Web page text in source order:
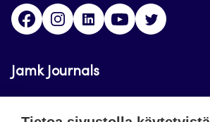
FacebookInstagram
LinkedInYoutube
Jamk Journals